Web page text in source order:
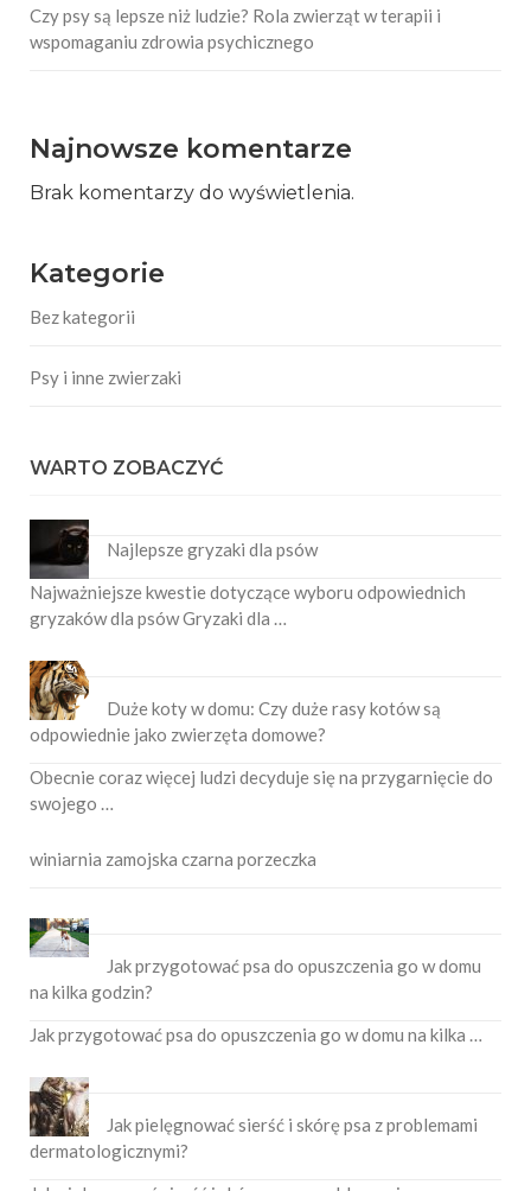
Czy psy są lepsze niż ludzie? Rola zwierząt w terapii i
wspomaganiu zdrowia psychicznego
Najnowsze komentarze
Brak komentarzy do wyświetlenia.
Kategorie
Bez kategorii
Psy i inne zwierzaki
WARTO ZOBACZYĆ
Najlepsze gryzaki dla psów
Najważniejsze kwestie dotyczące wyboru odpowiednich
gryzaków dla psów Gryzaki dla …
Duże koty w domu: Czy duże rasy kotów są
odpowiednie jako zwierzęta domowe?
Obecnie coraz więcej ludzi decyduje się na przygarnięcie do
swojego …
winiarnia zamojska czarna porzeczka
Jak przygotować psa do opuszczenia go w domu
na kilka godzin?
Jak przygotować psa do opuszczenia go w domu na kilka …
Jak pielęgnować sierść i skórę psa z problemami
dermatologicznymi?